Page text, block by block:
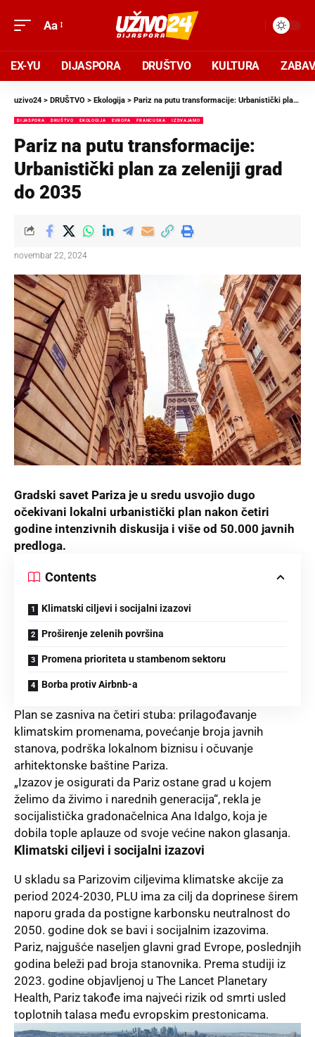
Aa
EX-YU DIJASPORA DRUŠTVO KULTURA
uzivo24 > DRUŠTVO > Ekologija > Pariz na putu transformacije: Urbanistički plan za zeleniji grad do 2035
DIJASPORA DRUŠTVO EKOLOGIJA EVROPA FRANCUSKA IZDVAJAMO
Pariz na putu transformacije:
Urbanistički plan za zeleniji grad
do 2035
novembar 22, 2024
Gradski savet Pariza je u sredu usvojio dugo
očekivani lokalni urbanistički plan nakon četiri
godine intenzivnih diskusija i više od 50.000 javnih
predloga.
Contents
Klimatski ciljevi i socijalni izazovi
Proširenje zelenih površina
Promena prioriteta u stambenom sektoru
Borba protiv Airbnb-a
Plan se zasniva na četiri stuba: prilagođavanje
klimatskim promenama, povećanje broja javnih
stanova, podrška lokalnom biznisu i očuvanje
arhitektonske baštine Pariza.
„Izazov je osigurati da Pariz ostane grad u kojem
želimo da živimo i narednih generacija“, rekla je
socijalistička gradonačelnica Ana Idalgo, koja je
dobila tople aplauze od svoje većine nakon glasanja.
Klimatski ciljevi i socijalni izazovi
U skladu sa Parizovim ciljevima klimatske akcije za
period 2024-2030, PLU ima za cilj da doprinese širem
naporu grada da postigne karbonsku neutralnost do
2050. godine dok se bavi i socijalnim izazovima.
Pariz, najgušće naseljen glavni grad Evrope, poslednjih
godina beleži pad broja stanovnika. Prema studiji iz
2023. godine objavljenoj u The Lancet Planetary
Health, Pariz takođe ima najveći rizik od smrti usled
toplotnih talasa među evropskim prestonicama.